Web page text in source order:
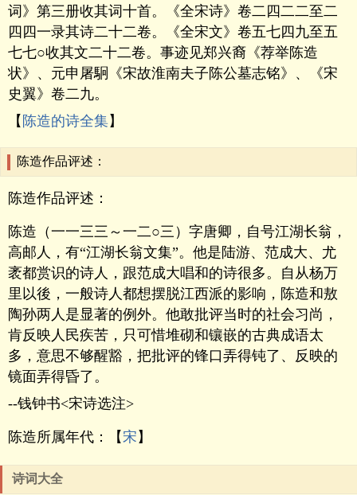
词》第三册收其词十首。《全宋诗》卷二四二二至二
四四一录其诗二十二卷。《全宋文》卷五七四九至五
七七○收其文二十二卷。事迹见郑兴裔《荐举陈造
状》、元申屠駉《宋故淮南夫子陈公墓志铭》、《宋
史翼》卷二九。
【 陈造的诗全集】
陈造作品评述：
陈造作品评述：
陈造（一一三三～一二○三）字唐卿，自号江湖长翁，
高邮人，有“江湖长翁文集”。他是陆游、范成大、尤
袤都赏识的诗人，跟范成大唱和的诗很多。自从杨万
里以後，一般诗人都想摆脱江西派的影响，陈造和敖
陶孙两人是显著的例外。他敢批评当时的社会习尚，
肯反映人民疾苦，只可惜堆砌和镶嵌的古典成语太
多，意思不够醒豁，把批评的锋口弄得钝了、反映的
镜面弄得昏了。
--钱钟书<宋诗选注>
陈造所属年代：【宋 】
诗词大全